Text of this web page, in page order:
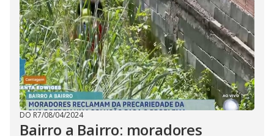
DO R7/08/04/2024
Bairro a Bairro: moradores